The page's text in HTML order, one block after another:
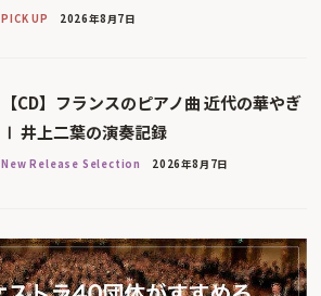
PICK UP 2026年8月7日
【CD】フランスのピアノ曲 近代の華やぎ
Ⅰ 井上二葉の演奏記録
New Release Selection 2026年8月7日